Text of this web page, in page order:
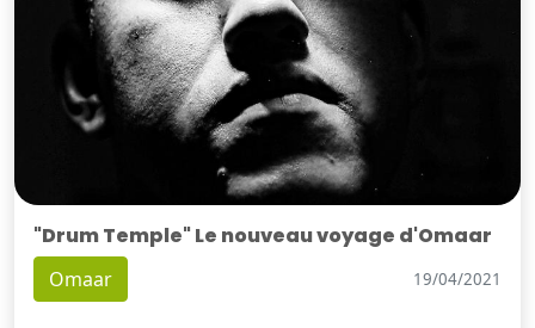
"Drum Temple" Le nouveau voyage d'Omaar
Omaar 19/04/2021